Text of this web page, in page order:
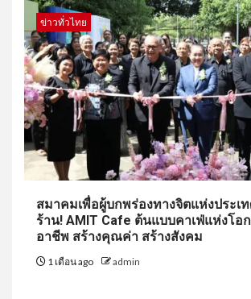
ข่าวทั่วไทย
สมาคมเพื่อผู้บกพร่องทางจิตแห่งประเ
ร้าน! AMIT Cafe ต้นแบบคาเฟ่แห่งโอ
อาชีพ สร้างคุณค่า สร้างสังคม
1 เดือน ago admin